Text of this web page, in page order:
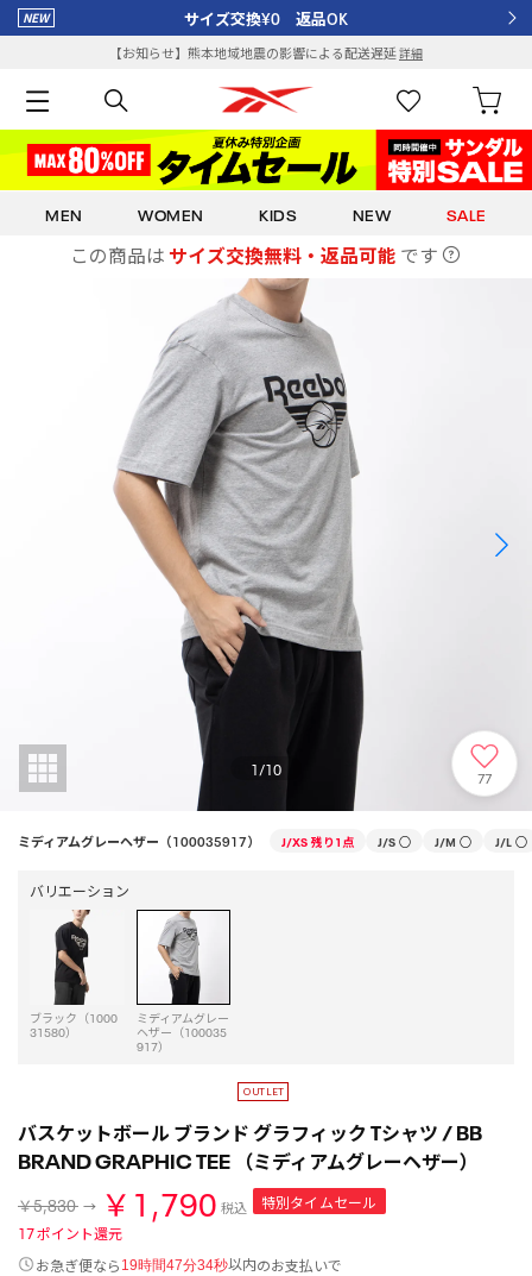
サイズ交換¥0 返品OK
【お知らせ】熊本地域地震の影響による配送遅延詳細
MEN WOMEN KIDS NEW SALE
この商品は サイズ交換無料・返品可能 です
1/10 77
ミディアムグレーヘザー（100035917） J/XS 残り1点 J/S ○ J/M ○ J/L ○
バリエーション
ブラック（1000
31580）
ミディアムグレー
ヘザー（100035
917）
バスケットボール ブランド グラフィック Tシャツ / BB
BRAND GRAPHIC TEE （ミディアムグレーヘザー）
￥5,830 ￥1,790 税込
特別タイムセール
17ポイント還元
お急ぎ便なら 19時間47分34秒以内のお支払いで